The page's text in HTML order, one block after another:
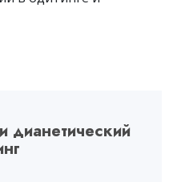
дианетический